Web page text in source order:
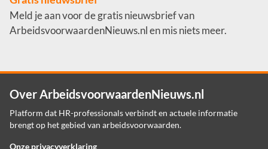
Meld je aan voor de gratis nieuwsbrief van
ArbeidsvoorwaardenNieuws.nl en mis niets meer.
Over ArbeidsvoorwaardenNieuws.nl
Platform dat HR-professionals verbindt en actuele informatie
brengt op het gebied van arbeidsvoorwaarden.
Onze privacyverklaring